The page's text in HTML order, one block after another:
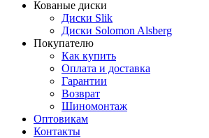
Кованые диски
Диски Slik
Диски Solomon Alsberg
Покупателю
Как купить
Оплата и доставка
Гарантии
Возврат
Шиномонтаж
Оптовикам
Контакты